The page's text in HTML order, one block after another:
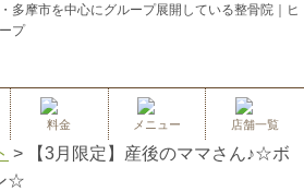
多摩市を中心にグループ展開している整骨院｜ヒ
プ
料金 メニュー 店舗一覧
>
【3月限定】産後のママさん♪☆ボ
☆